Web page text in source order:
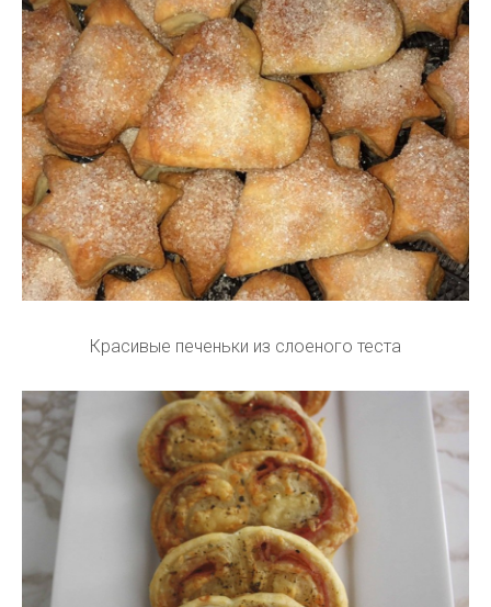
Красивые печеньки из слоеного теста